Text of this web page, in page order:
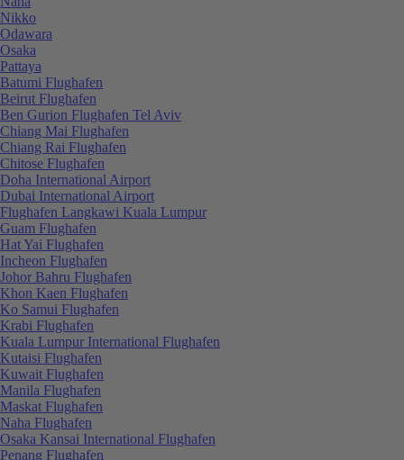
Nikko
Odawara
Osaka
Pattaya
Batumi Flughafen
Beirut Flughafen
Ben Gurion Flughafen Tel Aviv
Chiang Mai Flughafen
Chiang Rai Flughafen
Chitose Flughafen
Doha International Airport
Dubai International Airport
Flughafen Langkawi Kuala Lumpur
Guam Flughafen
Hat Yai Flughafen
Incheon Flughafen
Johor Bahru Flughafen
Khon Kaen Flughafen
Ko Samui Flughafen
Krabi Flughafen
Kuala Lumpur International Flughafen
Kutaisi Flughafen
Kuwait Flughafen
Manila Flughafen
Maskat Flughafen
Naha Flughafen
Osaka Kansai International Flughafen
Penang Flughafen